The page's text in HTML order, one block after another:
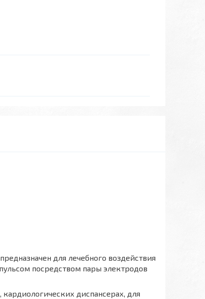
для лечебного воздействия
посредством пары электродов
диспансерах, для